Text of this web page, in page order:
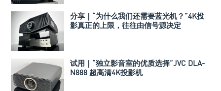
分享｜“为什么我们还需要蓝光机？”4K投
影真正的上限，往往由信号源决定
试用｜“独立影音室的优质选择”JVC DLA-
N888 超高清4K投影机